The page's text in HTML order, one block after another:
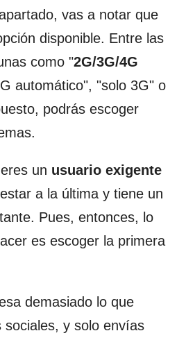
vas a notar que
disponible. Entre las
como "2G/3G/4G
automático", "solo 3G" o
podrás escoger
un usuario exigente
a la última y tiene un
Pues, entonces, lo
es escoger la primera
demasiado lo que
sociales, y solo envías